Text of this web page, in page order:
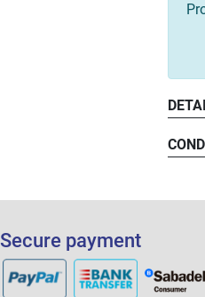
Secure payment